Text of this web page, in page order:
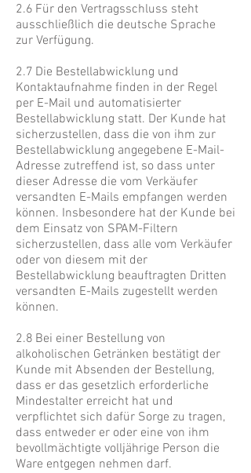
2.6 Für den Vertragsschluss steht
ausschließlich die deutsche Sprache
zur Verfügung.
2.7 Die Bestellabwicklung und
Kontaktaufnahme finden in der Regel
per E-Mail und automatisierter
Bestellabwicklung statt. Der Kunde hat
sicherzustellen, dass die von ihm zur
Bestellabwicklung angegebene E-Mail-
Adresse zutreffend ist, so dass unter
dieser Adresse die vom Verkäufer
versandten E-Mails empfangen werden
können. Insbesondere hat der Kunde bei
dem Einsatz von SPAM-Filtern
sicherzustellen, dass alle vom Verkäufer
oder von diesem mit der
Bestellabwicklung beauftragten Dritten
versandten E-Mails zugestellt werden
können.
2.8 Bei einer Bestellung von
alkoholischen Getränken bestätigt der
Kunde mit Absenden der Bestellung,
dass er das gesetzlich erforderliche
Mindestalter erreicht hat und
verpflichtet sich dafür Sorge zu tragen,
dass entweder er oder eine von ihm
bevollmächtigte volljährige Person die
Ware entgegen nehmen darf.